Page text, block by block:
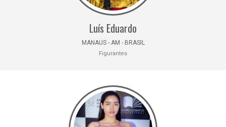
Luís Eduardo
MANAUS - AM - BRASIL
Figurantes